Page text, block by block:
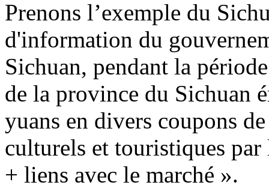
Prenons l’exemple du
d'information du
Sichuan, pendant la
de la province du Sichuan
yuans en divers coupons
culturels et touristiques
+ liens avec le marché ».